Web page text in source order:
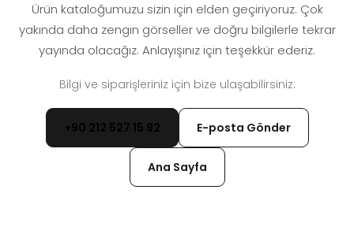
Ürün kataloğumuzu sizin için elden geçiriyoruz. Çok
yakında daha zengin görseller ve doğru bilgilerle tekrar
yayında olacağız. Anlayışınız için teşekkür ederiz.
Bilgi ve siparişleriniz için bize ulaşabilirsiniz:
+90 212 527 15 92 E-posta Gönder
Ana Sayfa